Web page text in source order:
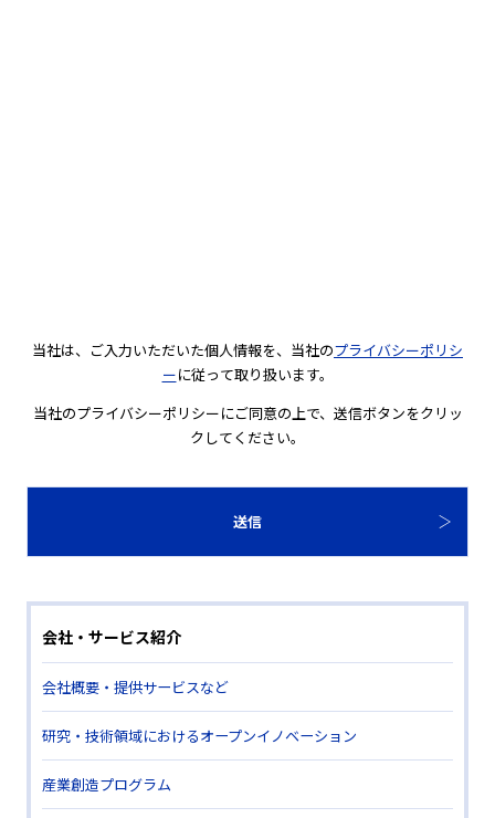
当社は、ご入力いただいた個人情報を、当社のプライバシーポリシ
ーに従って取り扱います。
当社のプライバシーポリシーにご同意の上で、送信ボタンをクリッ
クしてください。
会社・サービス紹介
会社概要・提供サービスなど
研究・技術領域におけるオープンイノベーション
産業創造プログラム